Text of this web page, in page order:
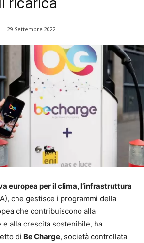
29 Settembre 2022
europea per il clima, l’infrastruttura
che gestisce i programmi della
che contribuiscono alla
e alla crescita sostenibile, ha
di Be Charge, società controllata